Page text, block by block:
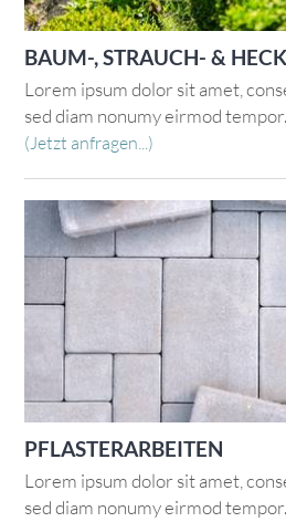
BAUM-, STRAUCH- &
Lorem ipsum dolor sit amet,
sed diam nonumy eirmod tempor.
(Jetzt anfragen...)
PFLASTERARBEITEN
Lorem ipsum dolor sit amet,
sed diam nonumy eirmod tempor.